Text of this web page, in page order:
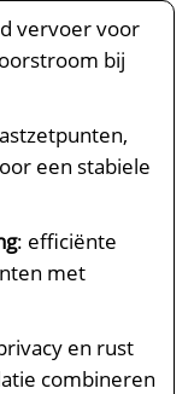
vervoer voor
bij
een stabiele
: efficiënte
met
en rust
combineren